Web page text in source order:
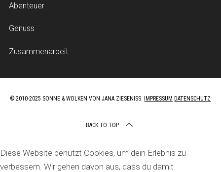
Abenteuer
Genuss
Zusammenarbeit
© 2010-2025 SONNE & WOLKEN VON JANA ZIESENISS.IMPRESSUM DATENSCHUTZ
BACK TO TOP
Diese Website benutzt Cookies, um dein Erlebnis zu
verbessern. Wir gehen davon aus, dass du damit